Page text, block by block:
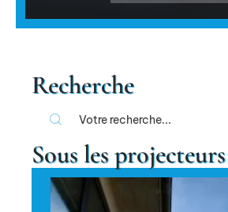
Recherche
Sous les projecteurs